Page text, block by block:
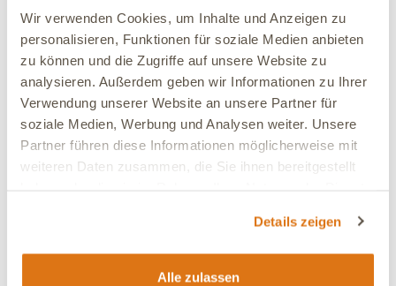
Wir verwenden Cookies, um Inhalte und Anzeigen zu
personalisieren, Funktionen für soziale Medien anbieten
zu können und die Zugriffe auf unsere Website zu
analysieren. Außerdem geben wir Informationen zu Ihrer
Verwendung unserer Website an unsere Partner für
soziale Medien, Werbung und Analysen weiter. Unsere
Partner führen diese Informationen möglicherweise mit
weiteren Daten zusammen, die Sie ihnen bereitgestellt
Details zeigen
Alle zulassen
Mein Hund hatte in kurzer Zeit verschiedene Arznei
bekommen (entwurmung, Schmerzmittel, Antibiotika…).
Das mittelnhat ihm gut getan 1 TL am Tag, 5 Wochen
lang
Verbesserung:Deutliche Verbesserung
Ja, ich empfehle dieses Produkt
Die Kräuterhefe ist sehr schmackhaft für unseren Hund
und gleichzeitig sehr verträglich.